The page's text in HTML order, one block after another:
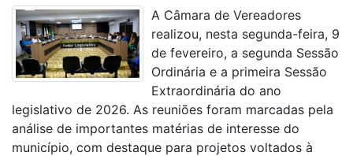
A Câmara de Vereadores
realizou, nesta segunda-feira, 9
de fevereiro, a segunda Sessão
Ordinária e a primeira Sessão
Extraordinária do ano
legislativo de 2026. As reuniões foram marcadas pela
análise de importantes matérias de interesse do
município, com destaque para projetos voltados à